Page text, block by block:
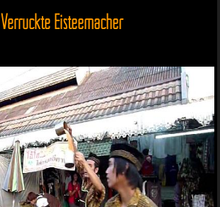
Verrückte Eisteemacher